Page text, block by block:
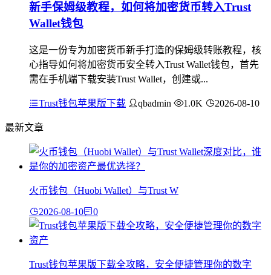
新手保姆级教程，如何将加密货币转入Trust
Wallet钱包
这是一份专为加密货币新手打造的保姆级转账教程，核
心指导如何将加密货币安全转入Trust Wallet钱包，首先
需在手机端下载安装Trust Wallet，创建或...
Trust钱包苹果版下载 qbadmin 1.0K 2026-08-10
最新文章
火币钱包（Huobi Wallet）与Trust W
2026-08-10 0
Trust钱包苹果版下载全攻略，安全便捷管理你的数字